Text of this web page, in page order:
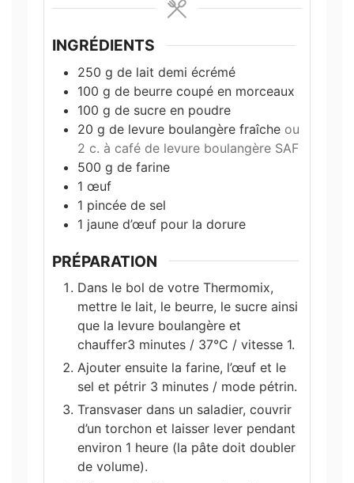
INGRÉDIENTS
250 g de lait demi écrémé
100 g de beurre coupé en morceaux
100 g de sucre en poudre
20 g de levure boulangère fraîche ou
2 c. à café de levure boulangère SAF
500 g de farine
1 œuf
1 pincée de sel
1 jaune d’œuf pour la dorure
PRÉPARATION
Dans le bol de votre Thermomix,
mettre le lait, le beurre, le sucre ainsi
que la levure boulangère et
chauffer3 minutes / 37°C / vitesse 1.
Ajouter ensuite la farine, l’œuf et le
sel et pétrir 3 minutes / mode pétrin.
Transvaser dans un saladier, couvrir
d’un torchon et laisser lever pendant
environ 1 heure (la pâte doit doubler
de volume).